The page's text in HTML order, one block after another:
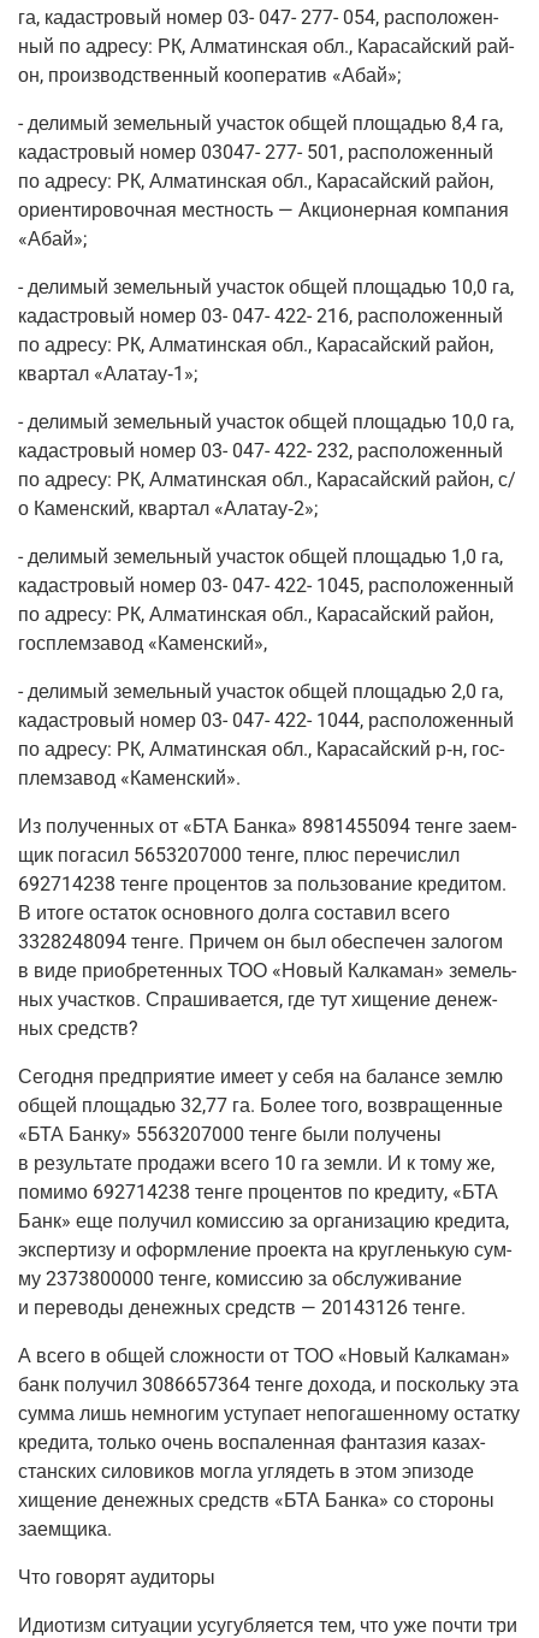
га, кадаст­ро­вый номер 03- 047- 277- 054, рас­по­ло­жен­
ный по адре­су: РК, Алма­тин­ская обл., Кара­сай­ский рай­
он, про­из­вод­ствен­ный коопе­ра­тив «Абай»;
- дели­мый земель­ный уча­сток общей пло­ща­дью 8,4 га,
кадаст­ро­вый номер 03047- 277- 501, рас­по­ло­жен­ный
по адре­су: РК, Алма­тин­ская обл., Кара­сай­ский рай­он,
ори­ен­ти­ро­воч­ная мест­ность — Акци­о­нер­ная ком­па­ния
«Абай»;
- дели­мый земель­ный уча­сток общей пло­ща­дью 10,0 га,
кадаст­ро­вый номер 03- 047- 422- 216, рас­по­ло­жен­ный
по адре­су: РК, Алма­тин­ская обл., Кара­сай­ский рай­он,
квар­тал «Алатау‑1 »;
- дели­мый земель­ный уча­сток общей пло­ща­дью 10,0 га,
кадаст­ро­вый номер 03- 047- 422- 232, рас­по­ло­жен­ный
по адре­су: РК, Алма­тин­ская обл., Кара­сай­ский рай­он, с/
о Камен­ский, квар­тал «Алатау‑2»;
- дели­мый земель­ный уча­сток общей пло­ща­дью 1,0 га,
кадаст­ро­вый номер 03- 047- 422- 1045, рас­по­ло­жен­ный
по адре­су: РК, Алма­тин­ская обл., Кара­сай­ский рай­он,
гос­плем­за­вод «Камен­ский»,
- дели­мый земель­ный уча­сток общей пло­ща­дью 2,0 га,
кадаст­ро­вый номер 03- 047- 422- 1044, рас­по­ло­жен­ный
по адре­су: РК, Алма­тин­ская обл., Кара­сай­ский р‑н, гос­
плем­за­вод «Камен­ский».
Из полу­чен­ных от «БТА Бан­ка» 8981455094 тен­ге заем­
щик пога­сил 5653207000 тен­ге, плюс пере­чис­лил
692714238 тен­ге про­цен­тов за поль­зо­ва­ние кре­ди­том.
В ито­ге оста­ток основ­но­го дол­га соста­вил все­го
3328248094 тен­ге. При­чем он был обес­пе­чен зало­гом
в виде при­об­ре­тен­ных ТОО «Новый Кал­ка­ман» земель­
ных участ­ков. Спра­ши­ва­ет­ся, где тут хище­ние денеж­
ных средств?
Сего­дня пред­при­я­тие име­ет у себя на балан­се зем­лю
общей пло­ща­дью 32,77 га. Более того, воз­вра­щен­ные
«БТА Бан­ку» 5563207000 тен­ге были полу­че­ны
в резуль­та­те про­да­жи все­го 10 га зем­ли. И к тому же,
поми­мо 692714238 тен­ге про­цен­тов по кре­ди­ту, «БТА
Банк» еще полу­чил комис­сию за орга­ни­за­цию кре­ди­та,
экс­пер­ти­зу и оформ­ле­ние про­ек­та на круг­лень­кую сум­
му 2373800000 тен­ге, комис­сию за обслу­жи­ва­ние
и пере­во­ды денеж­ных средств — 20143126 тенге.
А все­го в общей слож­но­сти от ТОО «Новый Кал­ка­ман»
банк полу­чил 3086657364 тен­ге дохо­да, и посколь­ку эта
сум­ма лишь немно­гим усту­па­ет непо­га­шен­но­му остат­ку
кре­ди­та, толь­ко очень вос­па­лен­ная фан­та­зия казах­
стан­ских сило­ви­ков мог­ла угля­деть в этом эпи­зо­де
хище­ние денеж­ных средств «БТА Бан­ка» со сто­ро­ны
заемщика.
Что гово­рят аудиторы
Иди­о­тизм ситу­а­ции усу­губ­ля­ет­ся тем, что уже почти три